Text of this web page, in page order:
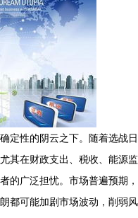
定性的阴云之下。随着选战日
其在财政支出、税收、能源监
广泛担忧。市场普遍预期，
都可能加剧市场波动，削弱风